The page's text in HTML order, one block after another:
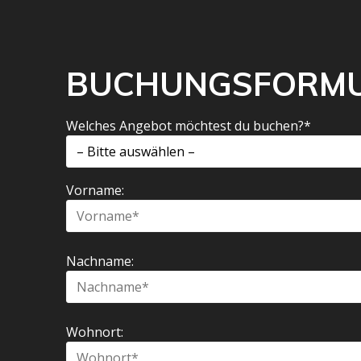
Welches Angebot möchtest du buchen?*
Vorname:
Nachname:
Wohnort: